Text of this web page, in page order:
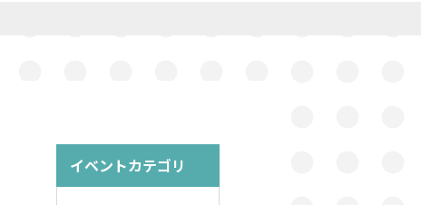
イベントカテゴリ